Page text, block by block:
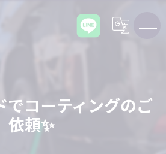
でコーティングのご
依頼✨